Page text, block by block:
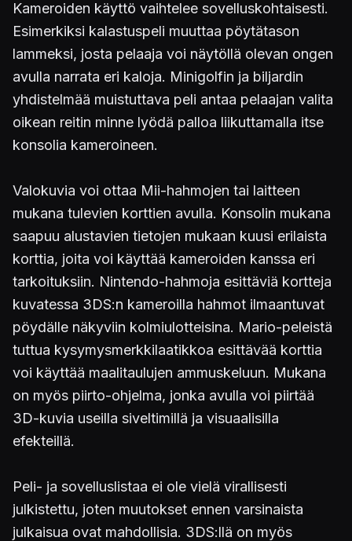
Kameroiden käyttö vaihtelee sovelluskohtaisesti.
Esimerkiksi kalastuspeli muuttaa pöytätason
lammeksi, josta pelaaja voi näytöllä olevan ongen
avulla narrata eri kaloja. Minigolfin ja biljardin
yhdistelmää muistuttava peli antaa pelaajan valita
oikean reitin minne lyödä palloa liikuttamalla itse
konsolia kameroineen.
Valokuvia voi ottaa Mii-hahmojen tai laitteen
mukana tulevien korttien avulla. Konsolin mukana
saapuu alustavien tietojen mukaan kuusi erilaista
korttia, joita voi käyttää kameroiden kanssa eri
tarkoituksiin. Nintendo-hahmoja esittäviä kortteja
kuvatessa 3DS:n kameroilla hahmot ilmaantuvat
pöydälle näkyviin kolmiulotteisina. Mario-peleistä
tuttua kysymysmerkkilaatikkoa esittävää korttia
voi käyttää maalitaulujen ammuskeluun. Mukana
on myös piirto-ohjelma, jonka avulla voi piirtää
3D-kuvia useilla siveltimillä ja visuaalisilla
efekteillä.
Peli- ja sovelluslistaa ei ole vielä virallisesti
julkistettu, joten muutokset ennen varsinaista
julkaisua ovat mahdollisia. 3DS:llä on myös